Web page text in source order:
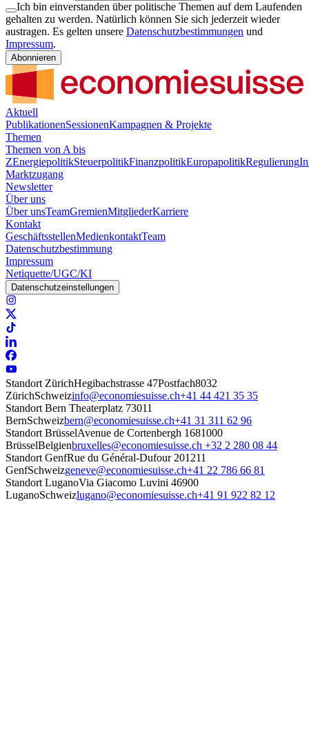
Ich bin einverstanden über politische Themen auf dem Laufenden
gehalten zu werden. Natürlich können Sie sich jederzeit wieder
austragen. Es gelten unsere Datenschutzbestimmungen und
Impressum.
Abonnieren
Aktuell
PublikationenSessionenKampagnen & Projekte
Themen
Themen von A bis
ZEnergiepolitikSteuerpolitikFinanzpolitikEuropapolitikRegulierung
Marktzugang
Newsletter
Über uns
Über unsTeamGremienMitgliederKarriere
Kontakt
GeschäftsstellenMedienkontaktTeam
Datenschutzbestimmung
Impressum
Netiquette/UGC/KI
Datenschutzeinstellungen
Standort ZürichHegibachstrasse 47Postfach8032
ZürichSchweizinfo@economiesuisse.ch+41 44 421 35 35
Standort Bern Theaterplatz 73011
BernSchweizbern@economiesuisse.ch+41 31 311 62 96
Standort BrüsselAvenue de Cortenbergh 1681000
BrüsselBelgienbruxelles@economiesuisse.ch +32 2 280 08 44
Standort GenfRue du Général-Dufour 201211
GenfSchweizgeneve@economiesuisse.ch+41 22 786 66 81
Standort LuganoVia Giacomo Luvini 46900
LuganoSchweizlugano@economiesuisse.ch+41 91 922 82 12